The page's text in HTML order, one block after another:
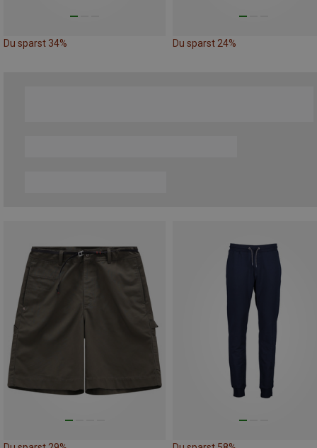
Du sparst 34% Du sparst 24%